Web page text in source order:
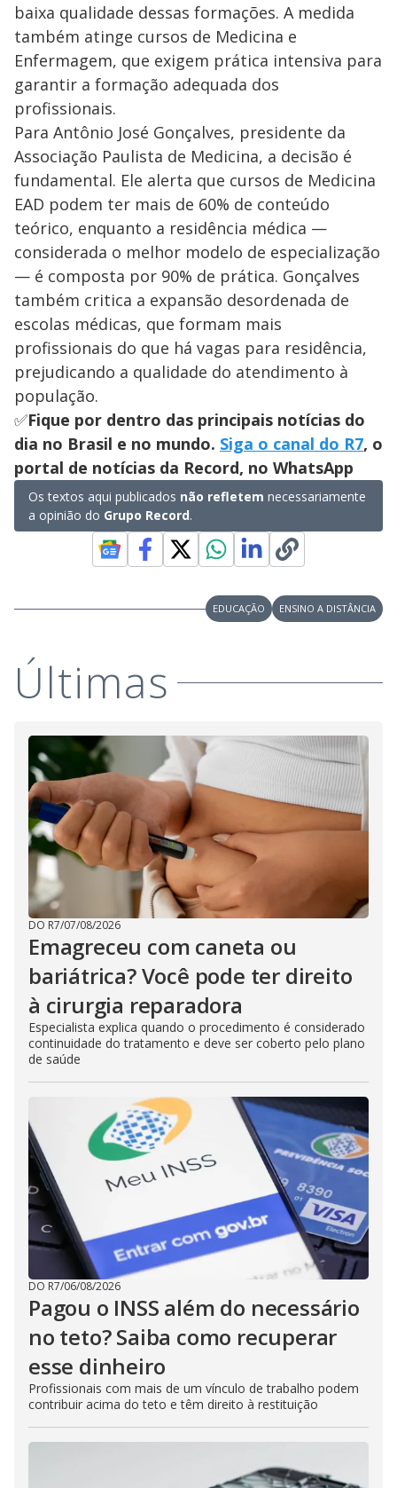
baixa qualidade dessas formações. A medida
também atinge cursos de Medicina e
Enfermagem, que exigem prática intensiva para
garantir a formação adequada dos
profissionais.
Para Antônio José Gonçalves, presidente da
Associação Paulista de Medicina, a decisão é
fundamental. Ele alerta que cursos de Medicina
EAD podem ter mais de 60% de conteúdo
teórico, enquanto a residência médica —
considerada o melhor modelo de especialização
— é composta por 90% de prática. Gonçalves
também critica a expansão desordenada de
escolas médicas, que formam mais
profissionais do que há vagas para residência,
prejudicando a qualidade do atendimento à
população.
✅Fique por dentro das principais notícias do
dia no Brasil e no mundo. Siga o canal do R7, o
portal de notícias da Record, no WhatsApp
Os textos aqui publicados não refletem necessariamente
a opinião do Grupo Record.
EDUCAÇÃO ENSINO A DISTÂNCIA
Últimas
DO R7/07/08/2026
Emagreceu com caneta ou
bariátrica? Você pode ter direito
à cirurgia reparadora
Especialista explica quando o procedimento é considerado
continuidade do tratamento e deve ser coberto pelo plano
de saúde
DO R7/06/08/2026
Pagou o INSS além do necessário
no teto? Saiba como recuperar
esse dinheiro
Profissionais com mais de um vínculo de trabalho podem
contribuir acima do teto e têm direito à restituição